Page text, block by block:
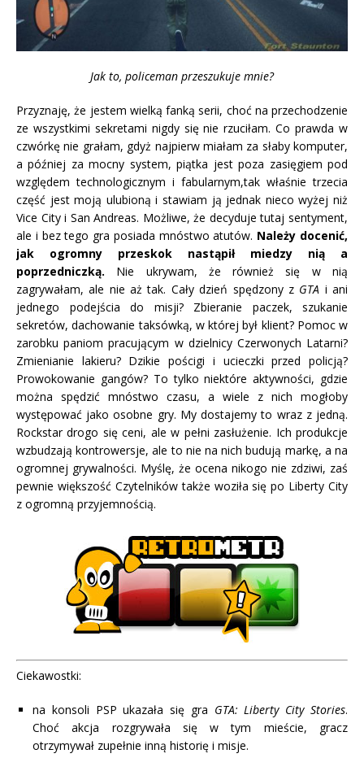
Jak to, policeman przeszukuje mnie?
Przyznaję, że jestem wielką fanką serii, choć na przechodzenie
ze wszystkimi sekretami nigdy się nie rzuciłam. Co prawda w
czwórkę nie grałam, gdyż najpierw miałam za słaby komputer,
a później za mocny system, piątka jest poza zasięgiem pod
względem technologicznym i fabularnym,tak właśnie trzecia
część jest moją ulubioną i stawiam ją jednak nieco wyżej niż
Vice City i San Andreas. Możliwe, że decyduje tutaj sentyment,
ale i bez tego gra posiada mnóstwo atutów. Należy docenić,
jak ogromny przeskok nastąpił miedzy nią a
poprzedniczką. Nie ukrywam, że również się w nią
zagrywałam, ale nie aż tak. Cały dzień spędzony z GTA i ani
jednego podejścia do misji? Zbieranie paczek, szukanie
sekretów, dachowanie taksówką, w której był klient? Pomoc w
zarobku paniom pracującym w dzielnicy Czerwonych Latarni?
Zmienianie lakieru? Dzikie pościgi i ucieczki przed policją?
Prowokowanie gangów? To tylko niektóre aktywności, gdzie
można spędzić mnóstwo czasu, a wiele z nich mogłoby
występować jako osobne gry. My dostajemy to wraz z jedną.
Rockstar drogo się ceni, ale w pełni zasłużenie. Ich produkcje
wzbudzają kontrowersje, ale to nie na nich budują markę, a na
ogromnej grywalności. Myślę, że ocena nikogo nie zdziwi, zaś
pewnie większość Czytelników także woziła się po Liberty City
z ogromną przyjemnością.
Ciekawostki:
na konsoli PSP ukazała się gra GTA: Liberty City Stories.
Choć akcja rozgrywała się w tym mieście, gracz
otrzymywał zupełnie inną historię i misje.